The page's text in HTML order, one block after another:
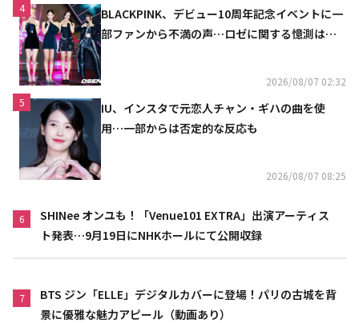
4
BLACKPINK、デビュー10周年記念イベントに一
部ファンから不満の声…ロゼに関する憶測は否
2026/08/07 02:32
5
IU、インスタで元恋人チャン・ギハの曲を使
用…一部からは否定的な反応も
2026/08/07 08:25
6
SHINee オンユも！「Venue101 EXTRA」出演アーティス
ト発表…9月19日にNHKホールにて公開収録
7
BTS ジン「ELLE」デジタルカバーに登場！パリの古城を背
景に優雅な魅力アピール（動画あり）